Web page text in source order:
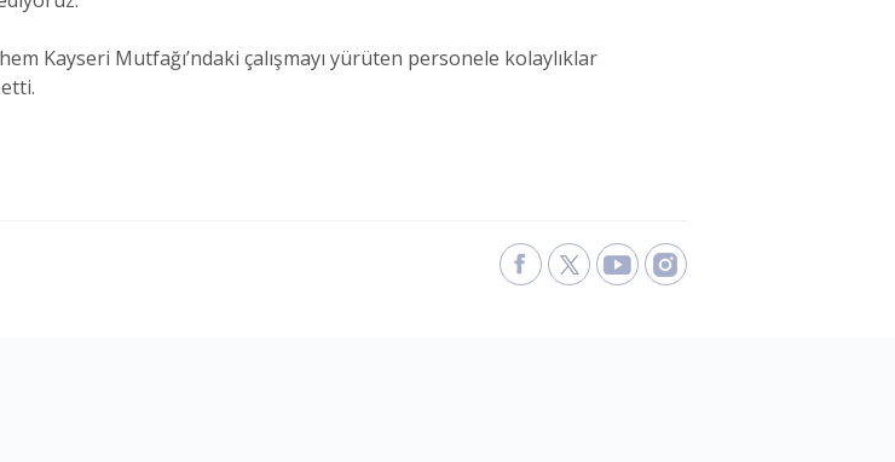
Kayseri Mutfağı’ndaki çalışmayı yürüten personele kolaylıklar